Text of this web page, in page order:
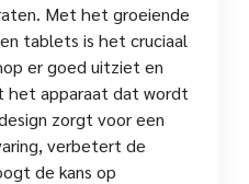
Met het groeiende
tablets is het cruciaal
er goed uitziet en
het apparaat dat wordt
zorgt voor een
verbetert de
de kans op